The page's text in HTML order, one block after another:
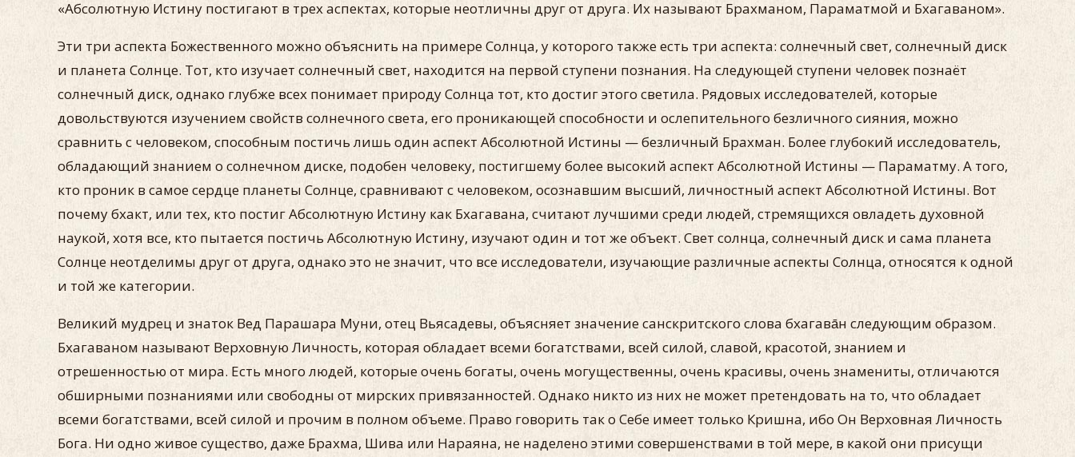
«Абсолютную Истину постигают в трех аспектах, которые неотличны друг от друга. Их называют Брахманом, Параматмой и Бхагаваном».
Эти три аспекта Божественного можно объяснить на примере Солнца, у которого также есть три аспекта: солнечный свет, солнечный диск
и планета Солнце. Тот, кто изучает солнечный свет, находится на первой ступени познания. На следующей ступени человек познаёт
солнечный диск, однако глубже всех понимает природу Солнца тот, кто достиг этого светила. Рядовых исследователей, которые
довольствуются изучением свойств солнечного света, его проникающей способности и ослепительного безличного сияния, можно
сравнить с человеком, способным постичь лишь один аспект Абсолютной Истины — безличный Брахман. Более глубокий исследователь,
обладающий знанием о солнечном диске, подобен человеку, постигшему более высокий аспект Абсолютной Истины — Параматму. А того,
кто проник в самое сердце планеты Солнце, сравнивают с человеком, осознавшим высший, личностный аспект Абсолютной Истины. Вот
почему бхакт, или тех, кто постиг Абсолютную Истину как Бхагавана, считают лучшими среди людей, стремящихся овладеть духовной
наукой, хотя все, кто пытается постичь Абсолютную Истину, изучают один и тот же объект. Свет солнца, солнечный диск и сама планета
Солнце неотделимы друг от друга, однако это не значит, что все исследователи, изучающие различные аспекты Солнца, относятся к одной
и той же категории.
Великий мудрец и знаток Вед Парашара Муни, отец Вьясадевы, объясняет значение санскритского слова бхагава̄н следующим образом.
Бхагаваном называют Верховную Личность, которая обладает всеми богатствами, всей силой, славой, красотой, знанием и
отрешенностью от мира. Есть много людей, которые очень богаты, очень могущественны, очень красивы, очень знамениты, отличаются
обширными познаниями или свободны от мирских привязанностей. Однако никто из них не может претендовать на то, что обладает
всеми богатствами, всей силой и прочим в полном объеме. Право говорить так о Себе имеет только Кришна, ибо Он Верховная Личность
Бога. Ни одно живое существо, даже Брахма, Шива или Нараяна, не наделено этими совершенствами в той мере, в какой они присущи